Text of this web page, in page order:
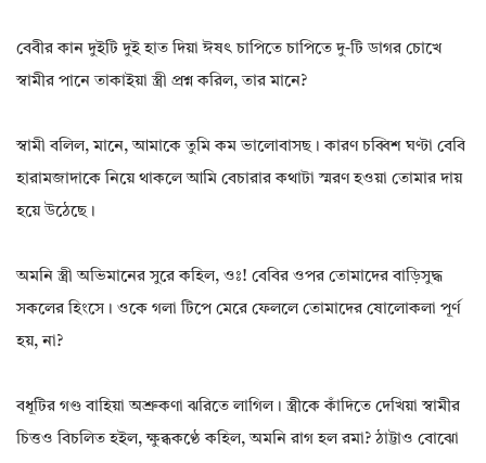
বেবীর কান দুইটি দুই হাত দিয়া ঈষৎ চাপিতে চাপিতে দু-টি ডাগর চোখে
স্বামীর পানে তাকাইয়া স্ত্রী প্রশ্ন করিল, তার মানে?
স্বামী বলিল, মানে, আমাকে তুমি কম ভালোবাসছ। কারণ চব্বিশ ঘণ্টা বেবি
হারামজাদাকে নিয়ে থাকলে আমি বেচারার কথাটা স্মরণ হওয়া তোমার দায়
হয়ে উঠেছে।
অমনি স্ত্রী অভিমানের সুরে কহিল, ওঃ! বেবির ওপর তোমাদের বাড়িসুদ্ধ
সকলের হিংসে। ওকে গলা টিপে মেরে ফেললে তোমাদের ষোলোকলা পূর্ণ
হয়, না?
বধূটির গণ্ড বাহিয়া অশ্রুকণা ঝরিতে লাগিল। স্ত্রীকে কাঁদিতে দেখিয়া স্বামীর
চিত্তও বিচলিত হইল, ক্ষুব্ধকণ্ঠে কহিল, অমনি রাগ হল রমা? ঠাট্টাও বোঝো